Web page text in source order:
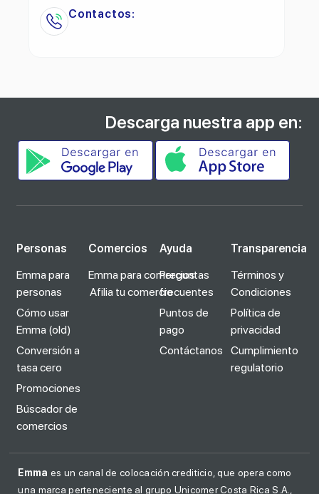
Contactos:
Descarga nuestra app en:
Personas
Emma para
personas
Cómo usar
Emma (old)
Conversión a
tasa cero
Promociones
Búscador de
comercios
Comercios
Emma para comercios
Afilia tu comercio
Ayuda
Preguntas
frecuentes
Puntos de
pago
Contáctanos
Transparencia
Términos y
Condiciones
Política de
privacidad
Cumplimiento
regulatorio
Emma es un canal de colocación crediticio, que opera como
una marca perteneciente al grupo Unicomer Costa Rica S.A.,